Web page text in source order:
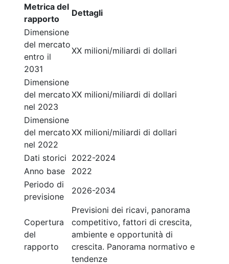
Metrica del
rapporto
Dettagli
Dimensione
del mercato
entro il
2031
XX milioni/miliardi di dollari
Dimensione
del mercato
nel 2023
XX milioni/miliardi di dollari
Dimensione
del mercato
nel 2022
XX milioni/miliardi di dollari
Dati storici 2022-2024
Anno base
2022
Periodo di
previsione
2026-2034
Copertura
del
rapporto
Previsioni dei ricavi, panorama
competitivo, fattori di crescita,
ambiente e opportunità di
crescita. Panorama normativo e
tendenze